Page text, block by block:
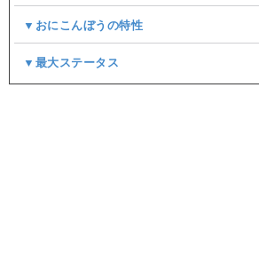
▼おにこんぼうの特性
▼最大ステータス